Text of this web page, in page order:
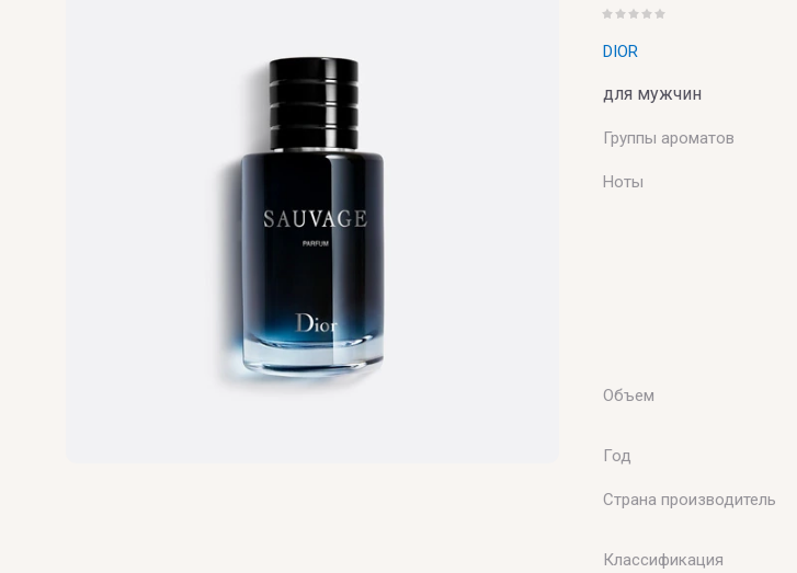
DIOR
для мужчин
Группы ароматов
Ноты
Объем
Год
Страна производитель
Классификация
Victoria's Secret
VIKTOR & ROLF
VILHELM PARFUMERIE
Vince Camuto